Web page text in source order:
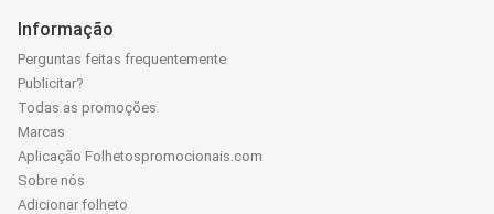
Informação
Perguntas feitas frequentemente
Publicitar?
Todas as promoções
Marcas
Aplicação Folhetospromocionais.com
Sobre nós
Adicionar folheto